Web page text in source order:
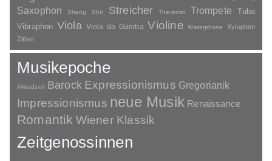
Saxophon Sheng Shō Streicher Theremin Trompete
Tuba
Vibraphon Viola Viola da Gamba Violine Waterphone
Xylophon
Zither
Musikepoche
Akkadzeit Barock Expressionismus Gregorianik
Impressionismus neue Musik Renaissance
Romantik Wiener Klassik
Zeitgenossinnen